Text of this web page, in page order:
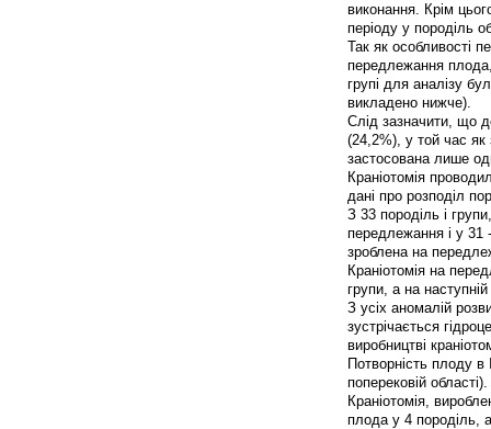
виконання. Крім
періоду у породіль
Так як особливості
передлежання
групі для аналізу
викладено нижче).
Слід зазначити, що
(24,2%), у той час як
застосована лише
Краніотомія
дані про розподіл
З 33 породіль і
передлежання і у 31
зроблена на
Краніотомія на
групи, а на
З усіх аномалій
зустрічається
виробництві
Потворність плоду в
поперековій
Краніотомія,
плода у 4 породіль,